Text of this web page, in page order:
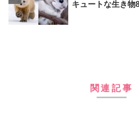
キュートな生き物
関連記事